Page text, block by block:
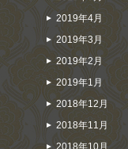
2019年4月
2019年3月
2019年2月
2019年1月
2018年12月
2018年11月
2018年10月